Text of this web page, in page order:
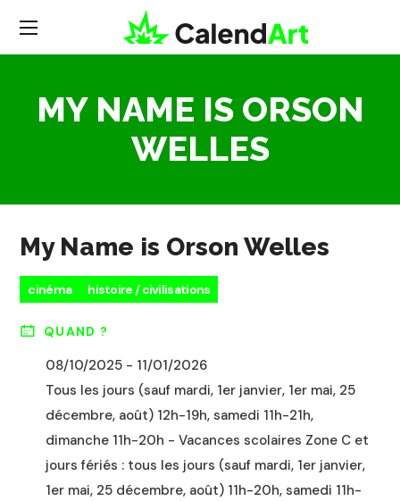
MY NAME IS ORSON
WELLES
My Name is Orson Welles
cinéma histoire / civilisations
QUAND ?
08/10/2025 - 11/01/2026
Tous les jours (sauf mardi, 1er janvier, 1er mai, 25
décembre, août) 12h-19h, samedi 11h-21h,
dimanche 11h-20h - Vacances scolaires Zone C et
jours fériés : tous les jours (sauf mardi, 1er janvier,
1er mai, 25 décembre, août) 11h-20h, samedi 11h-